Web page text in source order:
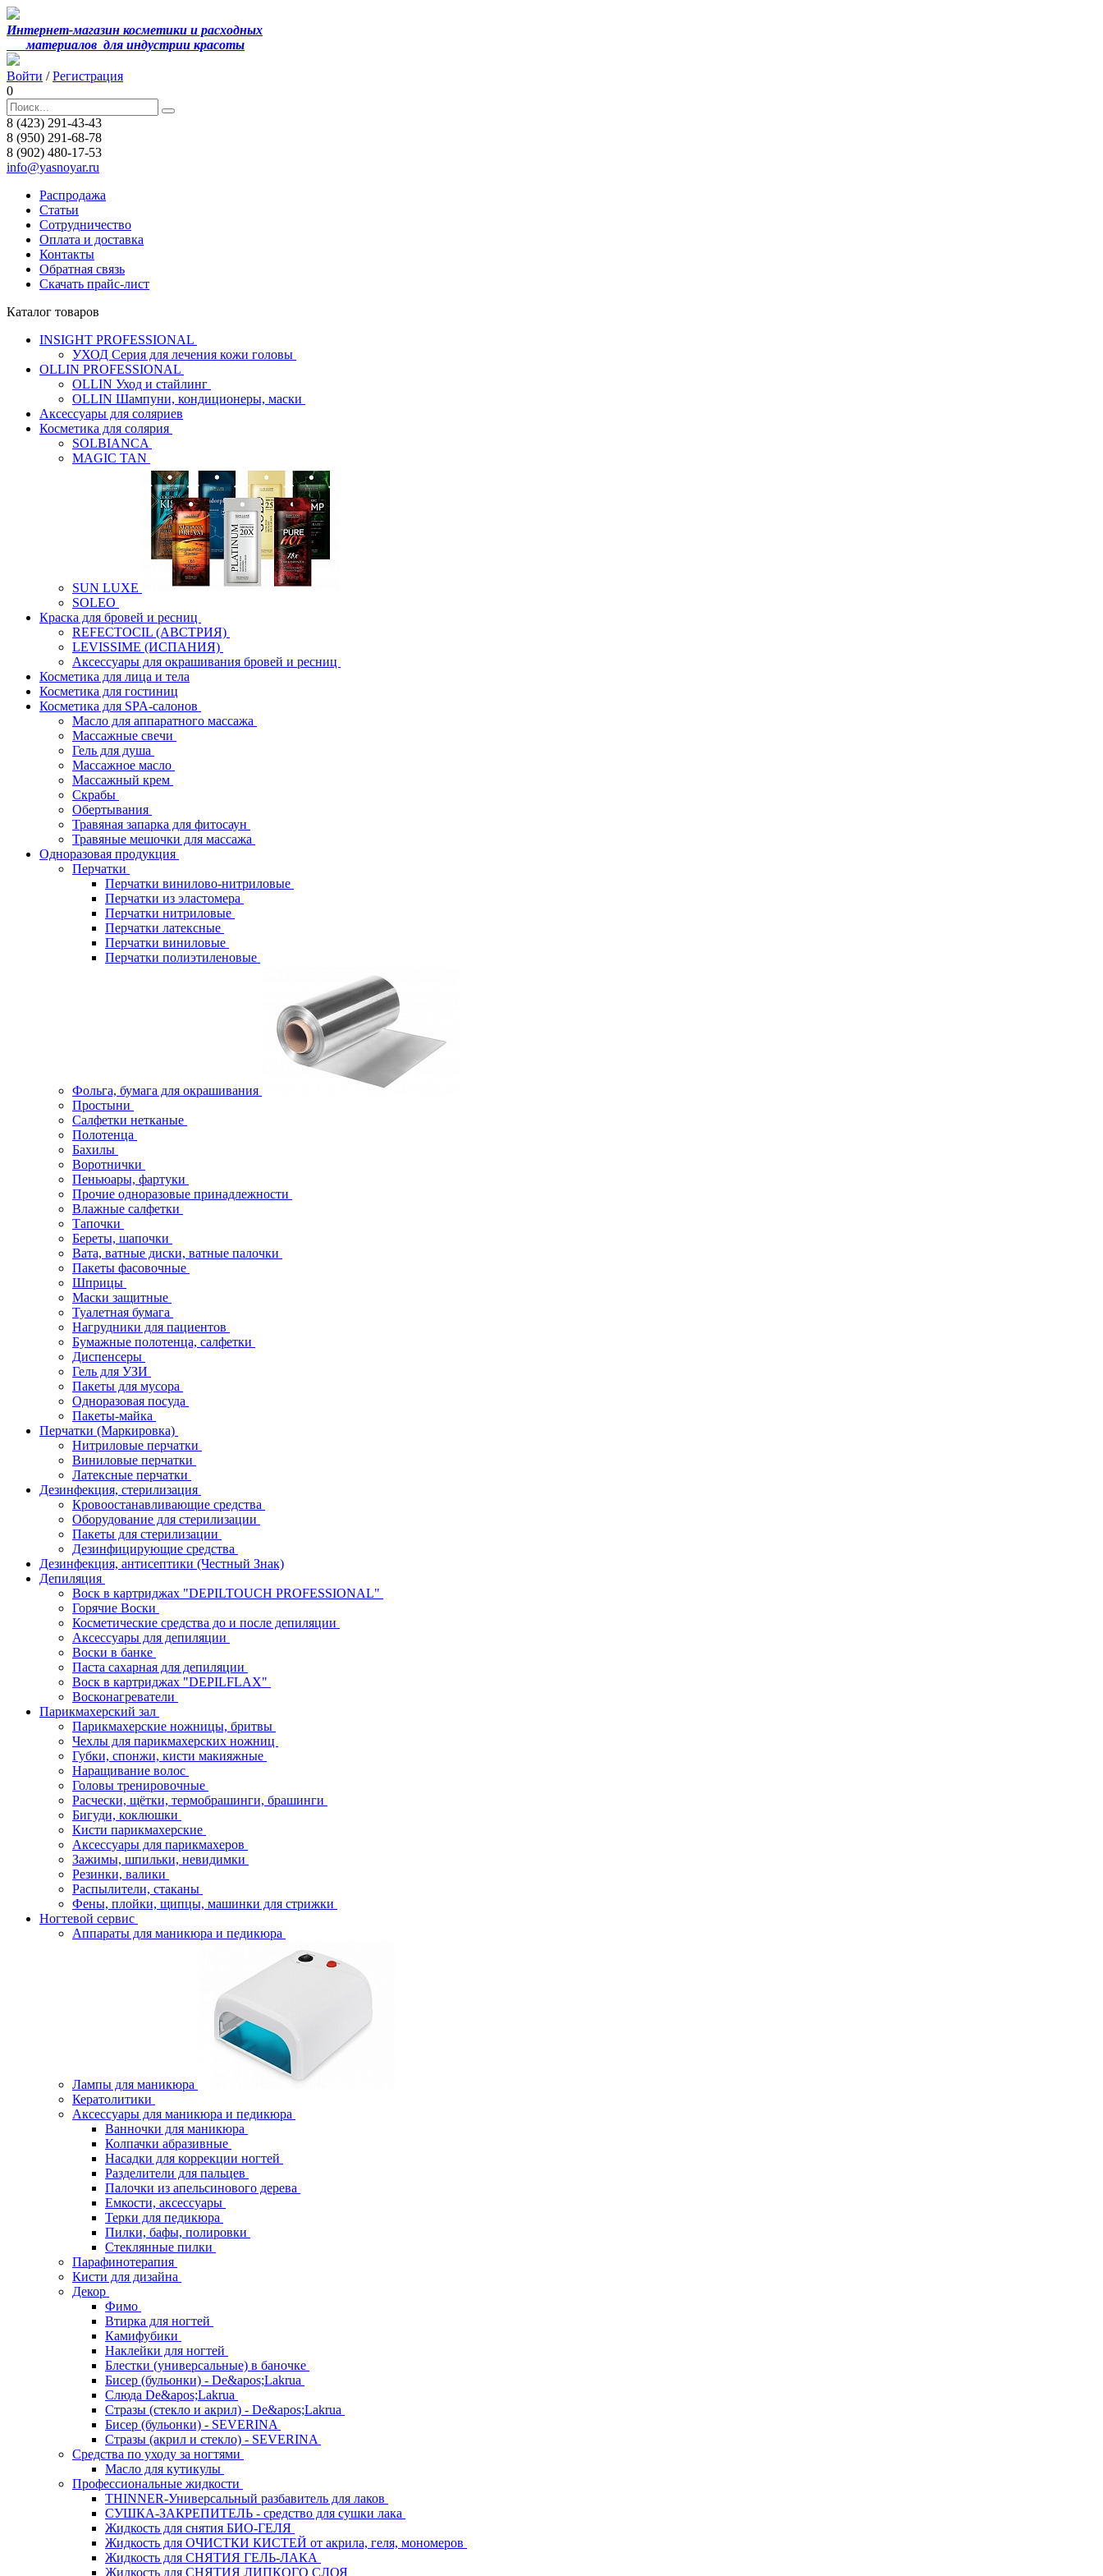
Интернет-магазин косметики и расходных
материалов для индустрии красоты
Войти /Регистрация
0
8 (423) 291-43-43
8 (950) 291-68-78
8 (902) 480-17-53
info@yasnoyar.ru
Распродажа
Статьи
Сотрудничество
Оплата и доставка
Контакты
Обратная связь
Скачать прайс-лист
Каталог товаров
INSIGHT PROFESSIONAL
УХОД Серия для лечения кожи головы
OLLIN PROFESSIONAL
OLLIN Уход и стайлинг
OLLIN Шампуни, кондиционеры, маски
Аксессуары для соляриев
Косметика для солярия
SOLBIANCA
MAGIC TAN
SUN LUXE
SOLEO
Краска для бровей и ресниц
REFECTOCIL (АВСТРИЯ)
LEVISSIME (ИСПАНИЯ)
Аксессуары для окрашивания бровей и ресниц
Косметика для лица и тела
Косметика для гостиниц
Косметика для SPA-салонов
Масло для аппаратного массажа
Массажные свечи
Гель для душа
Массажное масло
Массажный крем
Скрабы
Обертывания
Травяная запарка для фитосаун
Травяные мешочки для массажа
Одноразовая продукция
Перчатки
Перчатки винилово-нитриловые
Перчатки из эластомера
Перчатки нитриловые
Перчатки латексные
Перчатки виниловые
Перчатки полиэтиленовые
Фольга, бумага для окрашивания
Простыни
Салфетки нетканые
Полотенца
Бахилы
Воротнички
Пеньюары, фартуки
Прочие одноразовые принадлежности
Влажные салфетки
Тапочки
Береты, шапочки
Вата, ватные диски, ватные палочки
Пакеты фасовочные
Шприцы
Маски защитные
Туалетная бумага
Нагрудники для пациентов
Бумажные полотенца, салфетки
Диспенсеры
Гель для УЗИ
Пакеты для мусора
Одноразовая посуда
Пакеты-майка
Перчатки (Маркировка)
Нитриловые перчатки
Виниловые перчатки
Латексные перчатки
Дезинфекция, стерилизация
Кровоостанавливающие средства
Оборудование для стерилизации
Пакеты для стерилизации
Дезинфицирующие средства
Дезинфекция, антисептики (Честный Знак)
Депиляция
Воск в картриджах "DEPILTOUCH PROFESSIONAL"
Горячие Воски
Косметические средства до и после депиляции
Аксессуары для депиляции
Воски в банке
Паста сахарная для депиляции
Воск в картриджах "DEPILFLAX"
Восконагреватели
Парикмахерский зал
Парикмахерские ножницы, бритвы
Чехлы для парикмахерских ножниц
Губки, спонжи, кисти макияжные
Наращивание волос
Головы тренировочные
Расчески, щётки, термобрашинги, брашинги
Бигуди, коклюшки
Кисти парикмахерские
Аксессуары для парикмахеров
Зажимы, шпильки, невидимки
Резинки, валики
Распылители, стаканы
Фены, плойки, щипцы, машинки для стрижки
Ногтевой сервис
Аппараты для маникюра и педикюра
Лампы для маникюра
Кератолитики
Аксессуары для маникюра и педикюра
Ванночки для маникюра
Колпачки абразивные
Насадки для коррекции ногтей
Разделители для пальцев
Палочки из апельсинового дерева
Емкости, аксессуары
Терки для педикюра
Пилки, бафы, полировки
Стеклянные пилки
Парафинотерапия
Кисти для дизайна
Декор
Фимо
Втирка для ногтей
Камифубики
Наклейки для ногтей
Блестки (универсальные) в баночке
Бисер (бульонки) - De&apos;Lakrua
Слюда De&apos;Lakrua
Стразы (стекло и акрил) - De&apos;Lakrua
Бисер (бульонки) - SEVERINA
Стразы (акрил и стекло) - SEVERINA
Средства по уходу за ногтями
Масло для кутикулы
Профессиональные жидкости
THINNER-Универсальный разбавитель для лаков
СУШКА-ЗАКРЕПИТЕЛЬ - средство для сушки лака
Жидкость для снятия БИО-ГЕЛЯ
Жидкость для ОЧИСТКИ КИСТЕЙ от акрила, геля, мономеров
Жидкость для СНЯТИЯ ГЕЛЬ-ЛАКА
Жидкость для СНЯТИЯ ЛИПКОГО СЛОЯ